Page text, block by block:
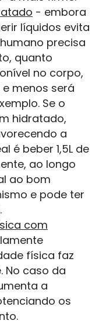
- embora
líquidos evita
precisa
quanto
no corpo,
menos será
Se o
hidratado,
a
é beber 1,5L de
ao longo
ao bom
e pode ter
com
física faz
No caso da
a
os